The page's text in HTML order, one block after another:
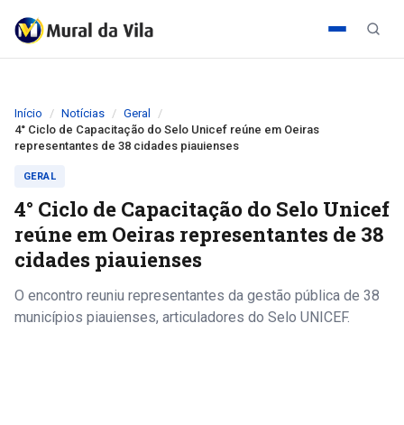
Início Notícias
Geral
4° Ciclo de Capacitação do Selo Unicef reúne em Oeiras
representantes de 38 cidades piauienses
GERAL
4° Ciclo de Capacitação do Selo Unicef
reúne em Oeiras representantes de 38
cidades piauienses
O encontro reuniu representantes da gestão pública de 38
municípios piauienses, articuladores do Selo UNICEF.